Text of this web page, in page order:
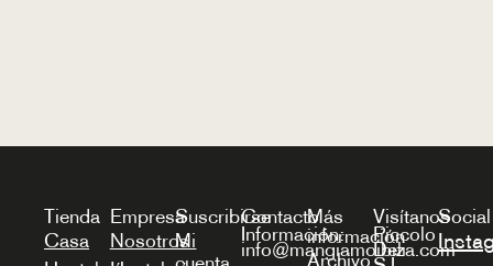
Tienda
Casa
Empresa
Nosotros
Suscribirse
Mi
Contacto
Información:
info@mangiamoibiza.com
Más
información
Archivo
Visítanos
Piccolo
Deli
Social